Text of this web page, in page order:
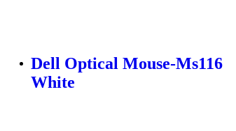
Dell Optical Mouse-Ms116
White